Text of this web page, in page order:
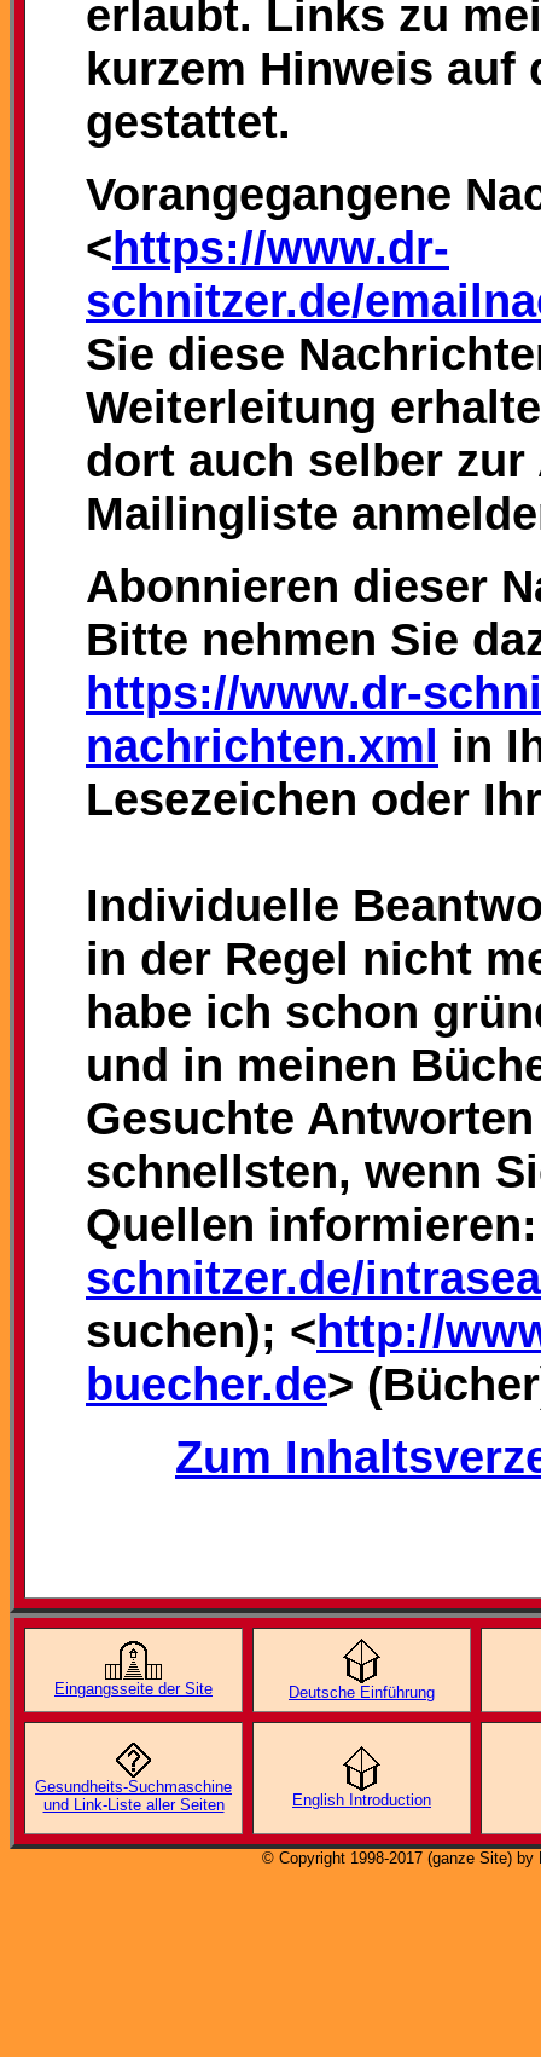
erlaubt. Links zu
kurzem Hinweis auf
gestattet.
Vorangegangene
<https://www.dr-
schnitzer.de/
Sie diese
Weiterleitung
dort auch selber
Mailingliste
Abonnieren dieser
Bitte nehmen Sie
https://www.dr-
nachrichten.xml in
Lesezeichen oder
Individuelle
in der Regel nicht
habe ich schon
und in meinen
Gesuchte
schnellsten, wenn
Quellen
schnitzer.de/
suchen); <http://
buecher.de>
Zum
Eingangsseite der Site Deutsche Einführung
Gesundheits-Suchmaschine
und Link-Liste aller Seiten
English Introduction
© Copyright 1998-2017 (ganze Site)